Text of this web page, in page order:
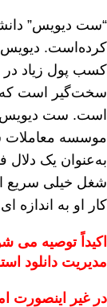
“ست دیویس”
کرده‌است. دیویس
کسب پول زیاد
سخت‌گیر است که
است. ست دیویس
موسسه معاملات
به‌عنوان یک
شغل خیلی سریع
کار او به
اکیداً توصیه می
مدیریت دانلود
در غیر اینصورت